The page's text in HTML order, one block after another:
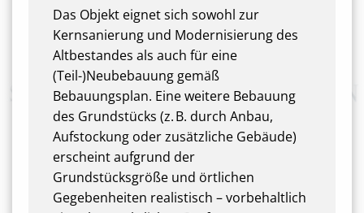
Das Objekt eignet sich sowohl zur
Kernsanierung und Modernisierung des
Altbestandes als auch für eine
(Teil-)Neubebauung gemäß
Bebauungsplan. Eine weitere Bebauung
des Grundstücks (z. B. durch Anbau,
Aufstockung oder zusätzliche Gebäude)
erscheint aufgrund der
Grundstücksgröße und örtlichen
Gegebenheiten realistisch – vorbehaltlich